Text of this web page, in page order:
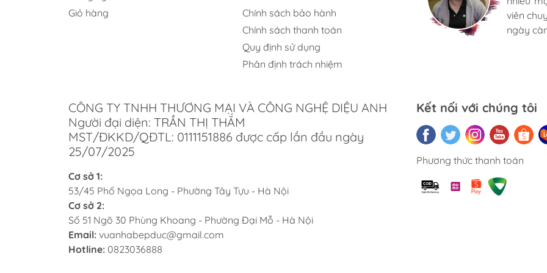
Những ưu điểm nổi bật của Loa JBL Clip 5
Thiết kế nhỏ gọn kèm móc treo carabiner tiện lợi
Chất liệu tái chế thân thiện với môi trường
Âm thanh JBL Pro mạnh mẽ, bass sâu sống động
Thời lượng pin lên đến 15 giờ với Playtime Boost
Chuẩn chống nước và chống bụi IP67 bền bỉ
Kết nối đa loa không dây qua công nghệ Auracast™
Giỏ hàng
Chính sách bảo hành
Chính sách thanh toán
Quy định sử dụng
Phân định trách nhiệm
viên
ngày
viên
ngày
viên
ngày
CÔNG TY TNHH THƯƠNG MẠI VÀ CÔNG NGHỆ DIỆU ANH
Người đại diện: TRẦN THỊ THẮM
MST/ĐKKD/QĐTL: 0111151886 được cấp lần đầu ngày
25/07/2025
Cơ sở 1:
53/45 Phố Ngọa Long - Phường Tây Tựu - Hà Nội
Cơ sở 2:
Số 51 Ngõ 30 Phùng Khoang - Phường Đại Mỗ - Hà Nội
Email: vuanhabepduc@gmail.com
Hotline: 0823036888
Kết nối với chúng tôi
Phương thức thanh toán